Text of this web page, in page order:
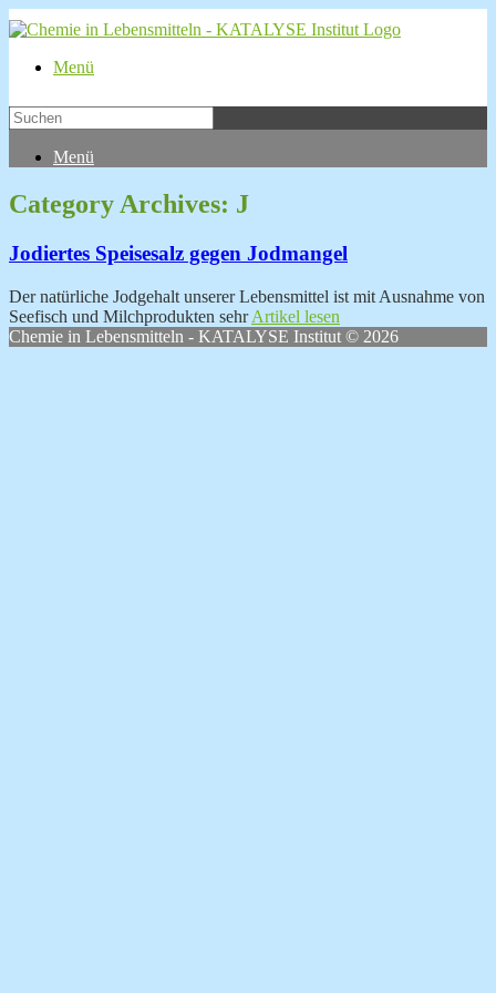
Menü
Menü
Category Archives: J
Jodiertes Speisesalz gegen Jodmangel
Der natürliche Jodgehalt unserer Lebensmittel ist mit Ausnahme von
Seefisch und Milchprodukten sehrArtikel lesen
Chemie in Lebensmitteln - KATALYSE Institut © 2026